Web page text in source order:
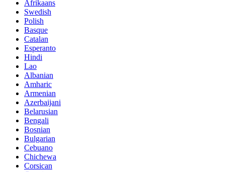
Afrikaans
Swedish
Polish
Basque
Catalan
Esperanto
Hindi
Lao
Albanian
Amharic
Armenian
Azerbaijani
Belarusian
Bengali
Bosnian
Bulgarian
Cebuano
Chichewa
Corsican